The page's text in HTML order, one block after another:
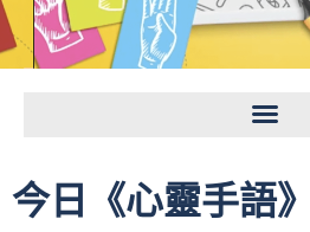
今日《心靈手語